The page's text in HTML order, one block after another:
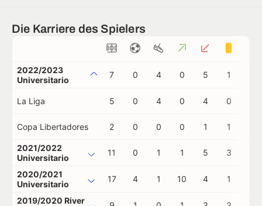
Die Karriere des Spielers
2022/2023
Universitario
7 0 4 0 5 1
La Liga 5 0 4 0 4 0
Copa Libertadores 2 0 0 0 1 1
2021/2022
Universitario
11 0 1 1 5 3
2020/2021
Universitario
17 4 1 10 4 1
2019/2020 River